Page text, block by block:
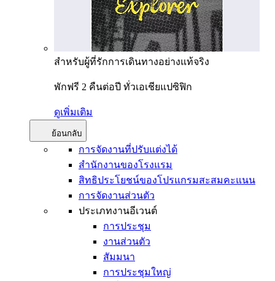
สำหรับผู้ที่รักการเดินทางอย่างแท้จริง
พักฟรี 2 คืนต่อปี ทั่วเอเชียแปซิฟิก
ดูเพิ่มเติม
ย้อนกลับ
การจัดงานที่ปรับแต่งได้
สำนักงานของโรงแรม
สิทธิประโยชน์ของโปรแกรมสะสมคะแนน
การจัดงานส่วนตัว
ประเภทงานอีเวนต์
การประชุม
งานส่วนตัว
สัมมนา
การประชุมใหญ่